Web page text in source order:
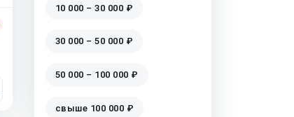
10 000 – 30 000 ₽
30 000 – 50 000 ₽
50 000 – 100 000 ₽
свыше 100 000 ₽